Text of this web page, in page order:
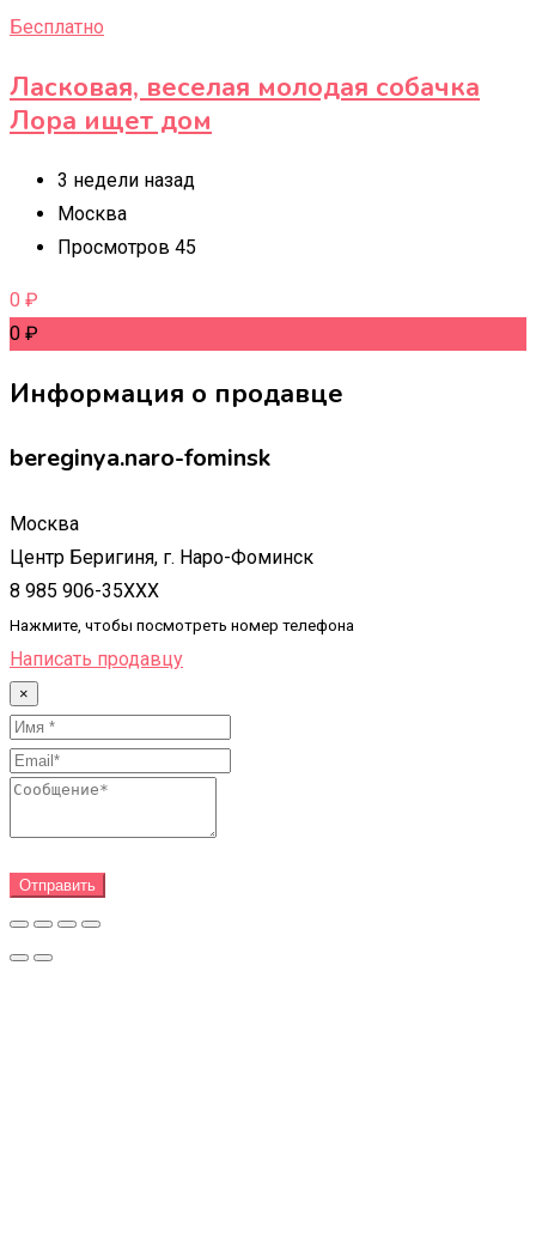
Бесплатно
Ласковая, веселая молодая собачка
Лора ищет дом
3 недели назад
Москва
Просмотров 45
0 ₽
0 ₽
Информация о продавце
bereginya.naro-fominsk
Москва
Центр Беригиня, г. Наро-Фоминск
8 985 906-35XXX
Нажмите, чтобы посмотреть номер телефона
Написать продавцу
×
Отправить